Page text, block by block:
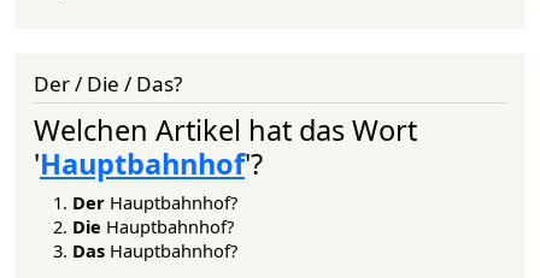
Der / Die / Das?
Welchen Artikel hat das Wort
'Hauptbahnhof'?
Der Hauptbahnhof?
Die Hauptbahnhof?
Das Hauptbahnhof?